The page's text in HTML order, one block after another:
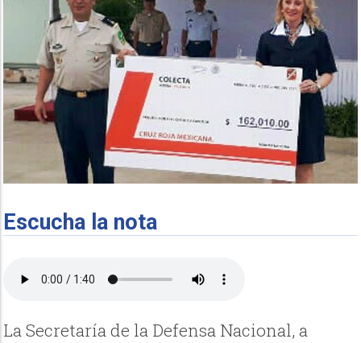
Escucha la nota
La Secretaría de la Defensa Nacional, a